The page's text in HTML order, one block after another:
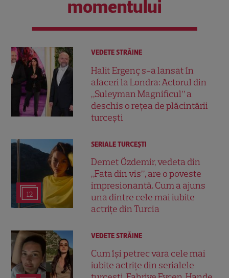
momentului
VEDETE STRĂINE
Halit Ergenç s-a lansat în
afaceri la Londra: Actorul din
„Suleyman Magnificul” a
deschis o rețea de plăcintării
turcești
12
SERIALE TURCEŞTI
Demet Özdemir, vedeta din
„Fata din vis”, are o poveste
impresionantă. Cum a ajuns
una dintre cele mai iubite
actrițe din Turcia
VEDETE STRĂINE
Cum își petrec vara cele mai
iubite actrițe din serialele